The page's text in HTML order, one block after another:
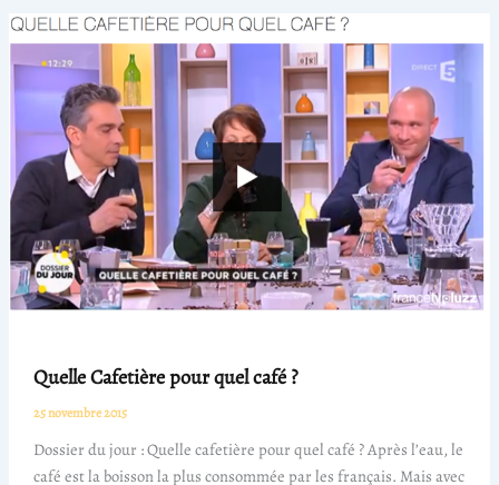
Quelle Cafetière pour quel café ?
25 novembre 2015
Dossier du jour : Quelle cafetière pour quel café ? Après l’eau, le
café est la boisson la plus consommée par les français. Mais avec